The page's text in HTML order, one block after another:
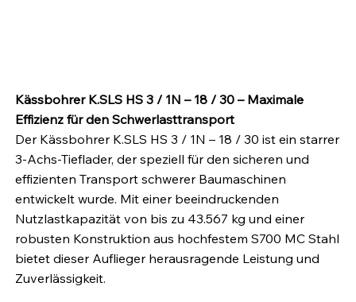
Kässbohrer K.SLS HS 3 / 1N – 18 / 30 – Maximale
Effizienz für den Schwerlasttransport
Der Kässbohrer K.SLS HS 3 / 1N – 18 / 30 ist ein starrer
3-Achs-Tieflader, der speziell für den sicheren und
effizienten Transport schwerer Baumaschinen
entwickelt wurde. Mit einer beeindruckenden
Nutzlastkapazität von bis zu 43.567 kg und einer
robusten Konstruktion aus hochfestem S700 MC Stahl
bietet dieser Auflieger herausragende Leistung und
Zuverlässigkeit.